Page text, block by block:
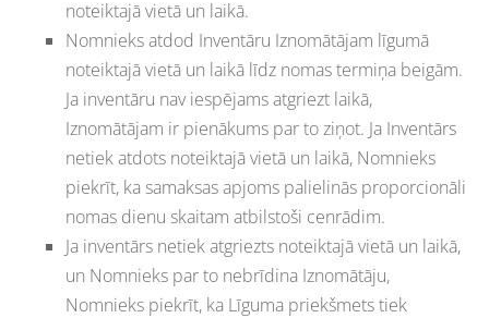
noteiktajā vietā un laikā.
Nomnieks atdod Inventāru Iznomātājam līgumā
noteiktajā vietā un laikā līdz nomas termiņa beigām.
Ja inventāru nav iespējams atgriezt laikā,
Iznomātājam ir pienākums par to ziņot. Ja Inventārs
netiek atdots noteiktajā vietā un laikā, Nomnieks
piekrīt, ka samaksas apjoms palielinās proporcionāli
nomas dienu skaitam atbilstoši cenrādim.
Ja inventārs netiek atgriezts noteiktajā vietā un laikā,
un Nomnieks par to nebrīdina Iznomātāju,
Nomnieks piekrīt, ka Līguma priekšmets tiek